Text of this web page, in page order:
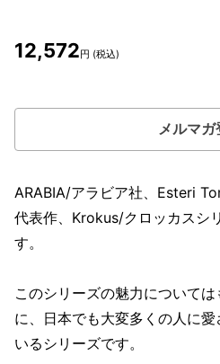
12,572円 (税込)
メルマガ
ARABIA/アラビア社、Esteri
代表作、Krokus/クロッカスシ
す。
このシリーズの魅力について
に、日本でも大変多くの人に
いるシリーズです。